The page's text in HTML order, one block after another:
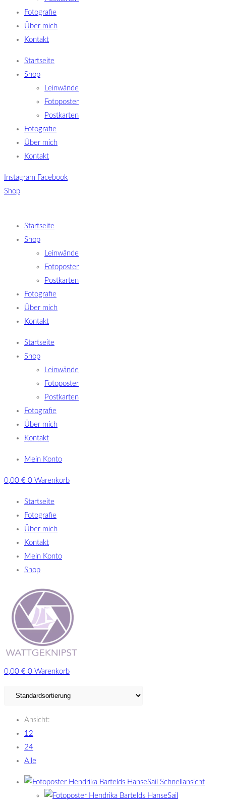
Fotografie
Über mich
Kontakt
Startseite
Shop
Leinwände
Fotoposter
Postkarten
Fotografie
Über mich
Kontakt
Instagram Facebook
Shop
Startseite
Shop
Leinwände
Fotoposter
Postkarten
Fotografie
Über mich
Kontakt
Startseite
Shop
Leinwände
Fotoposter
Postkarten
Fotografie
Über mich
Kontakt
Mein Konto
0,00 € 0 Warenkorb
Startseite
Fotografie
Über mich
Kontakt
Mein Konto
Shop
0,00 € 0 Warenkorb
Ansicht:
12
24
Alle
Schnellansicht